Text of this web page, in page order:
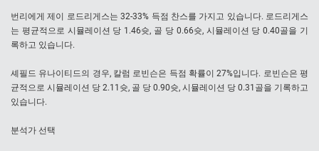
번리에게 제이 로드리게스는 32-33% 득점 찬스를 가지고 있습니다. 로드리게스
는 평균적으로 시뮬레이션 당 1.46슛, 골 당 0.66슛, 시뮬레이션 당 0.40골을 기
록하고 있습니다.
셰필드 유나이티드의 경우, 칼럼 로빈슨은 득점 확률이 27%입니다. 로빈슨은 평
균적으로 시뮬레이션 당 2.11슛, 골 당 0.90슛, 시뮬레이션 당 0.31골을 기록하고
있습니다.
분석가 선택